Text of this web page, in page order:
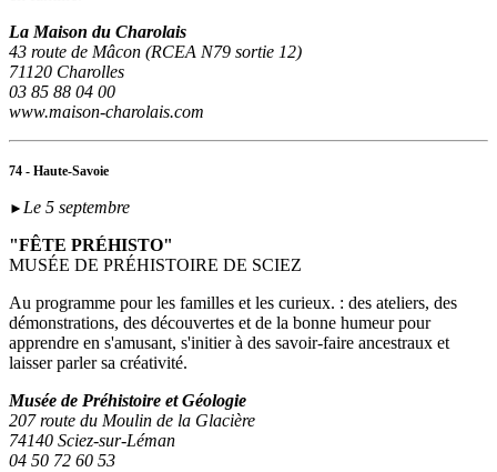
La Maison du Charolais
43 route de Mâcon (RCEA N79 sortie 12)
71120 Charolles
03 85 88 04 00
www.maison-charolais.com
74 - Haute-Savoie
► Le 5 septembre
"FÊTE PRÉHISTO"
MUSÉE DE PRÉHISTOIRE DE SCIEZ
Au programme pour les familles et les curieux. : des ateliers, des
démonstrations, des découvertes et de la bonne humeur pour
apprendre en s'amusant, s'initier à des savoir-faire ancestraux et
laisser parler sa créativité.
Musée de Préhistoire et Géologie
207 route du Moulin de la Glacière
74140 Sciez-sur-Léman
04 50 72 60 53